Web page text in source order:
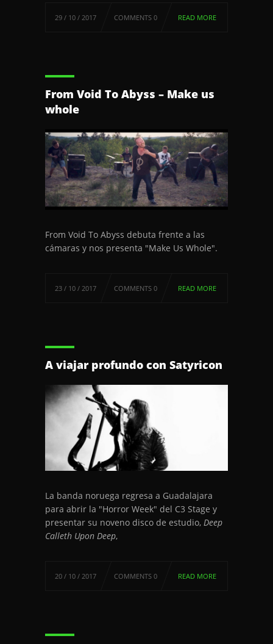
29 / 10 / 2017 COMMENTS 0 READ MORE
From Void To Abyss – Make us
whole
From Void To Abyss debuta frente a las
cámaras y nos presenta "Make Us Whole".
23 / 10 / 2017 COMMENTS 0 READ MORE
A viajar profundo con Satyricon
La banda noruega regresa a Guadalajara
para abrir la "Horror Week" del C3 Stage y
presentar su noveno disco de estudio, Deep
Calleth Upon Deep,
20 / 10 / 2017 COMMENTS 0 READ MORE